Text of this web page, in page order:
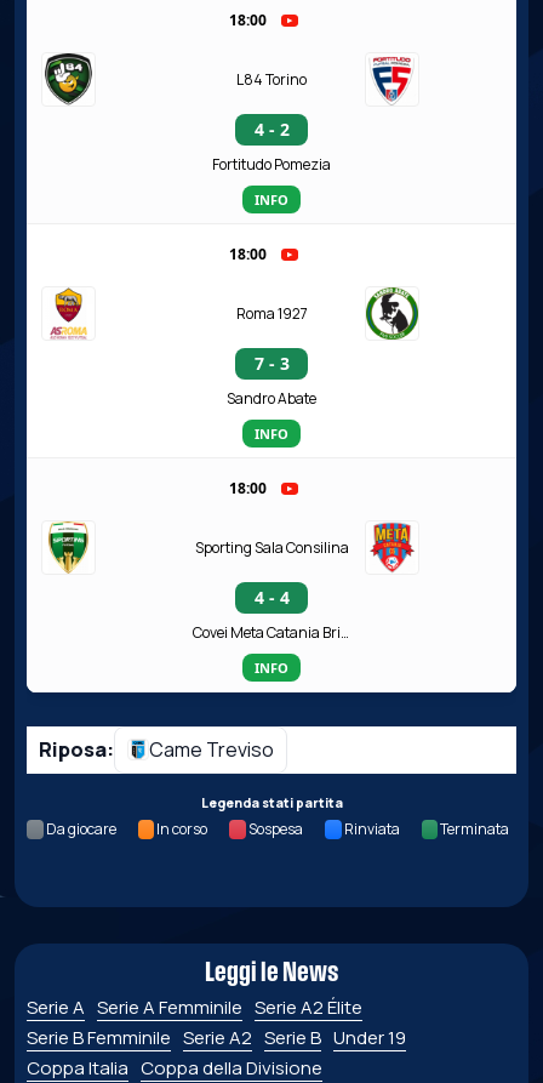
18:00
L84 Torino
4 - 2
Fortitudo Pomezia
INFO
18:00
Roma 1927
7 - 3
Sandro Abate
INFO
18:00
Sporting Sala Consilina
4 - 4
Covei Meta Catania Bricocity
INFO
Riposa: Came Treviso
Legenda stati partita
Da giocare In corso Sospesa Rinviata Terminata
Leggi le News
Serie A Serie A Femminile Serie A2 Élite
Serie B Femminile Serie A2 Serie B Under 19
Coppa Italia Coppa della Divisione